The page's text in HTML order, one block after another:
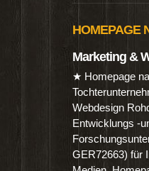
HOMEPAGE
Marketing &
★ Homepage
Webdesign
Entwicklungs -
GER72663) für